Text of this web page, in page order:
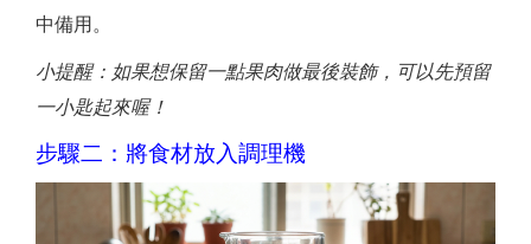
中備用。
小提醒：如果想保留一點果肉做最後裝飾，可以先預留
一小匙起來喔！
步驟二：將食材放入調理機